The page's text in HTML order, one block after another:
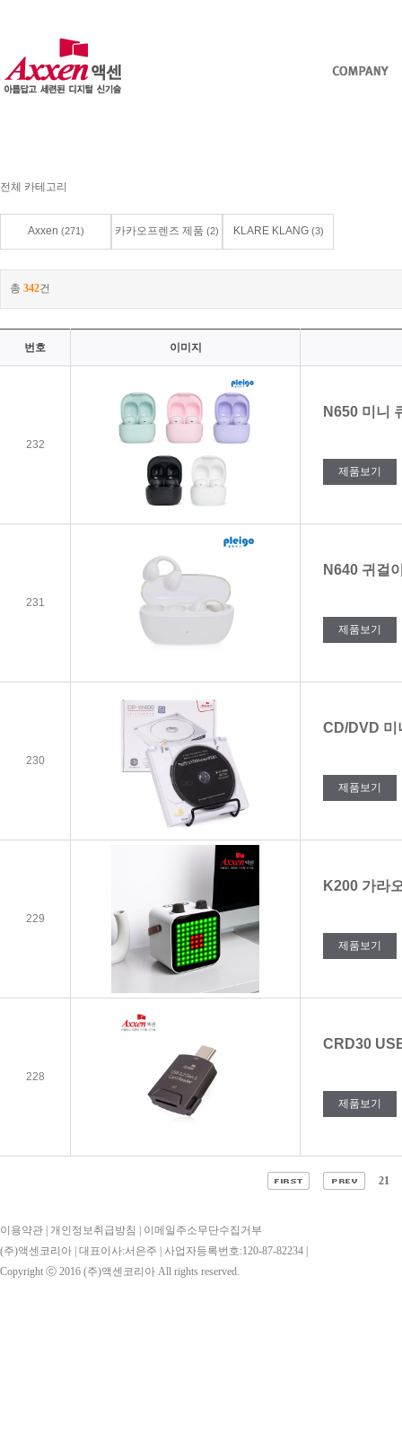
전체 카테고리
Axxen (271) 카카오프렌즈 제품 (2) KLARE KLANG (3)
총 342건
번호 이미지
232
N650 미니
제품보기
231
N640 귀걸
제품보기
230
CD/DVD
제품보기
229
K200 가라
제품보기
228
CRD30
제품보기
21
이용약관 개인정보취급방침
이메일주소무단수집거부
(주)액센코리아 | 대표이사:서은주 | 사업자등록번호:120-87-82234 |
Copyright ⓒ 2016 (주)액센코리아 All rights reserved.